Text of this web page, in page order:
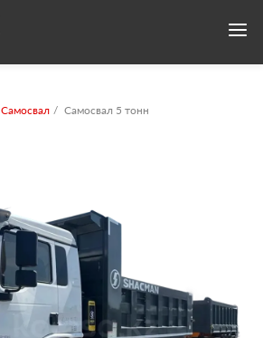
Самосвал Самосвал 5 тонн